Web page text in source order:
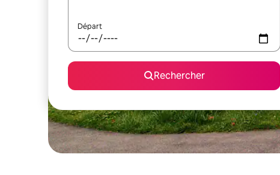
Départ
Rechercher